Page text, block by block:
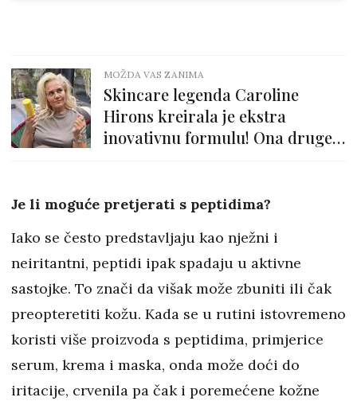
MOŽDA VAS ZANIMA
Skincare legenda Caroline
Hirons kreirala je ekstra
inovativnu formulu! Ona druge
Je li moguće pretjerati s peptidima?
Iako se često predstavljaju kao nježni i
neiritantni, peptidi ipak spadaju u aktivne
sastojke. To znači da višak može zbuniti ili čak
preopteretiti kožu. Kada se u rutini istovremeno
koristi više proizvoda s peptidima, primjerice
serum, krema i maska, onda može doći do
iritacije, crvenila pa čak i poremećene kožne